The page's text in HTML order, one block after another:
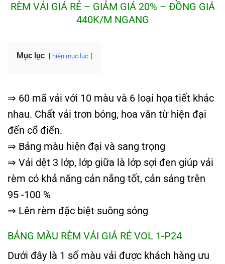
RÈM VẢI GIÁ RẺ – GIẢM GIÁ 20% – ĐỒNG GIÁ
440K/M NGANG
Mục lục hiện mục lục
⇒ 60 mã vải với 10 màu và 6 loại họa tiết khác
nhau. Chất vải trơn bóng, hoa văn từ hiện đại
đến cổ điển.
⇒ Bảng màu hiện đại và sang trọng
⇒ Vải dệt 3 lớp, lớp giữa là lớp sợi đen giúp vải
rèm có khả năng cản nắng tốt, cản sáng trên
95 -100 %
⇒ Lên rèm đặc biệt suông sóng
BẢNG MÀU RÈM VẢI GIÁ RẺ VOL 1-P24
Dưới đây là 1 số màu vải được khách hàng ưu